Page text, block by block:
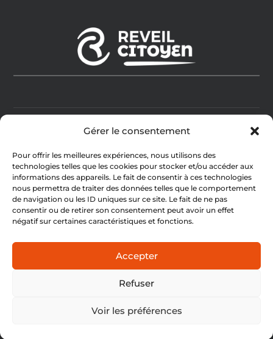
Gérer le consentement
Pour offrir les meilleures expériences, nous utilisons des
technologies telles que les cookies pour stocker et/ou accéder aux
informations des appareils. Le fait de consentir à ces technologies
nous permettra de traiter des données telles que le comportement
de navigation ou les ID uniques sur ce site. Le fait de ne pas
consentir ou de retirer son consentement peut avoir un effet
négatif sur certaines caractéristiques et fonctions.
Accepter
Refuser
Voir les préférences
Nos actus
Nos candidats
Notre programme
NOUS
rctubize@gmail.com
+32 474 06 27 17
© Copyright Réveil Citoyen 2023. Made with by ❤
Politque de protection des données